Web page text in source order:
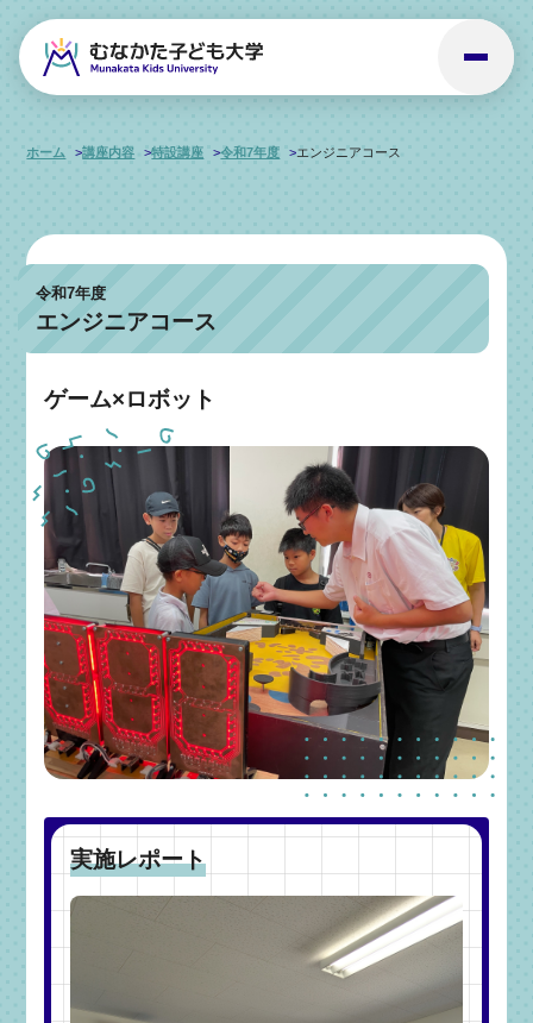
ホーム 講座内容 特設講座 令和7年度 エンジニアコース
令和7年度
エンジニアコース
ゲーム×ロボット
実施レポート